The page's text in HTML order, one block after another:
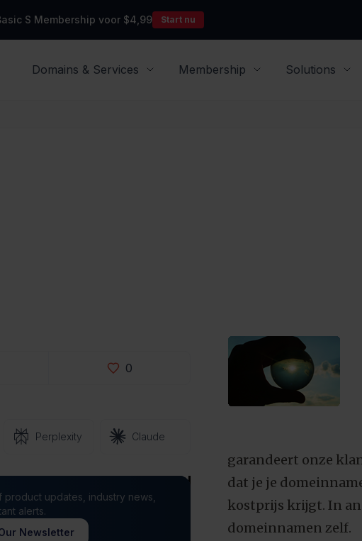
S Membership voor $4,99 Start nu
Domains & Services
Membership Solutions
0
Perplexity Claude
product updates, industry news,
alerts.
Newsletter
garandeert onze
dat je je
kostprijs krijgt. In
domeinnamen zelf.